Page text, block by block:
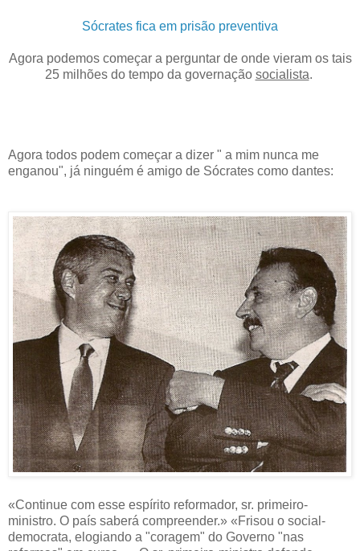
Sócrates fica em prisão preventiva
Agora podemos começar a perguntar de onde vieram os tais
25 milhões do tempo da governação socialista.
Agora todos podem começar a dizer " a mim nunca me
enganou", já ninguém é amigo de Sócrates como dantes:
«Continue com esse espírito reformador, sr. primeiro-
ministro. O país saberá compreender.» «Frisou o social-
democrata, elogiando a "coragem" do Governo "nas